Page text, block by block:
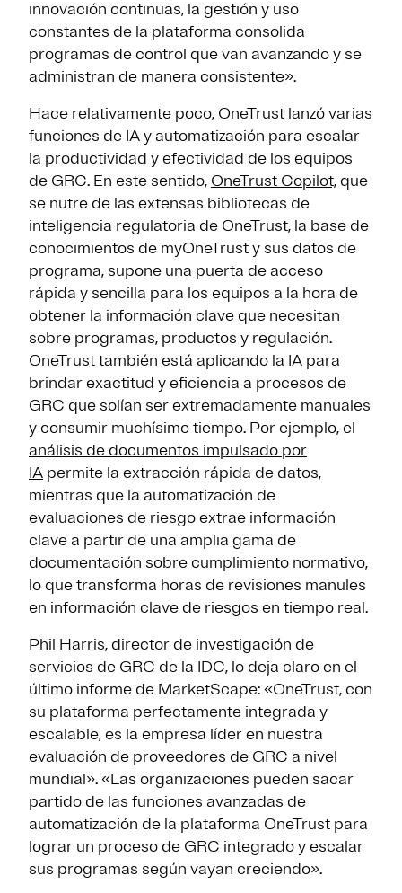
innovación continuas, la gestión y uso
constantes de la plataforma consolida
programas de control que van avanzando y se
administran de manera consistente».
Hace relativamente poco, OneTrust lanzó varias
funciones de IA y automatización para escalar
la productividad y efectividad de los equipos
de GRC. En este sentido, OneTrust Copilot, que
se nutre de las extensas bibliotecas de
inteligencia regulatoria de OneTrust, la base de
conocimientos de myOneTrust y sus datos de
programa, supone una puerta de acceso
rápida y sencilla para los equipos a la hora de
obtener la información clave que necesitan
sobre programas, productos y regulación.
OneTrust también está aplicando la IA para
brindar exactitud y eficiencia a procesos de
GRC que solían ser extremadamente manuales
y consumir muchísimo tiempo. Por ejemplo, el
análisis de documentos impulsado por
IA permite la extracción rápida de datos,
mientras que la automatización de
evaluaciones de riesgo extrae información
clave a partir de una amplia gama de
documentación sobre cumplimiento normativo,
lo que transforma horas de revisiones manules
en información clave de riesgos en tiempo real.
Phil Harris, director de investigación de
servicios de GRC de la IDC, lo deja claro en el
último informe de MarketScape: «OneTrust, con
su plataforma perfectamente integrada y
escalable, es la empresa líder en nuestra
evaluación de proveedores de GRC a nivel
mundial». «Las organizaciones pueden sacar
partido de las funciones avanzadas de
automatización de la plataforma OneTrust para
lograr un proceso de GRC integrado y escalar
sus programas según vayan creciendo».